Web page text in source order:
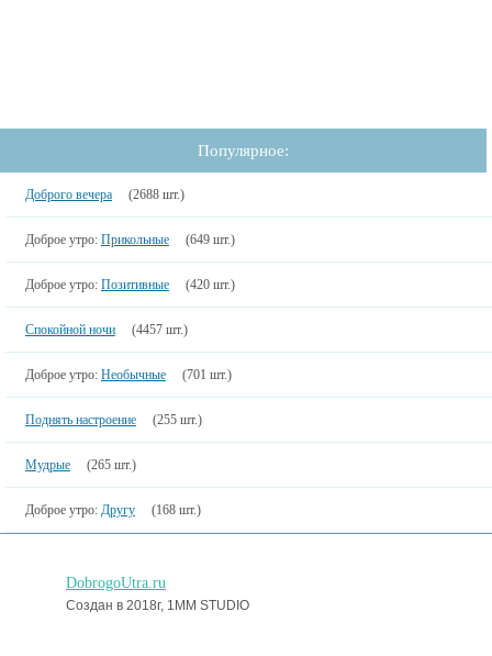
Популярное:
Доброго вечера (2688 шт.)
Доброе утро: Прикольные (649 шт.)
Доброе утро: Позитивные (420 шт.)
Спокойной ночи (4457 шт.)
Доброе утро: Необычные (701 шт.)
Поднять настроение (255 шт.)
Мудрые (265 шт.)
Доброе утро: Другу (168 шт.)
DobrogoUtra.ru
Создан в 2018г, 1MM STUDIO